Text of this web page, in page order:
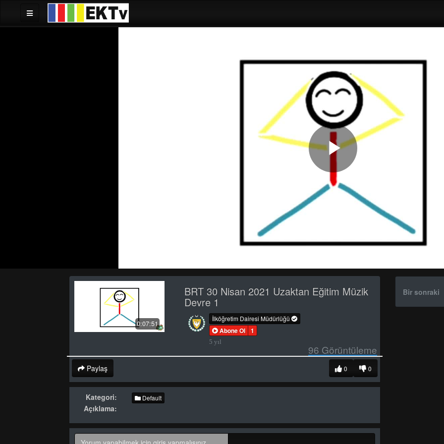
Play
Video
0:07:51
BRT 30 Nisan 2021 Uzaktan Eğitim Müzik
Devre 1
İlköğretim Dairesi Müdürlüğü
Abone Ol 1
5 yıl
96 Görüntüleme
Paylaş 0
0
Kategori: Default
Açıklama:
Bir sonraki